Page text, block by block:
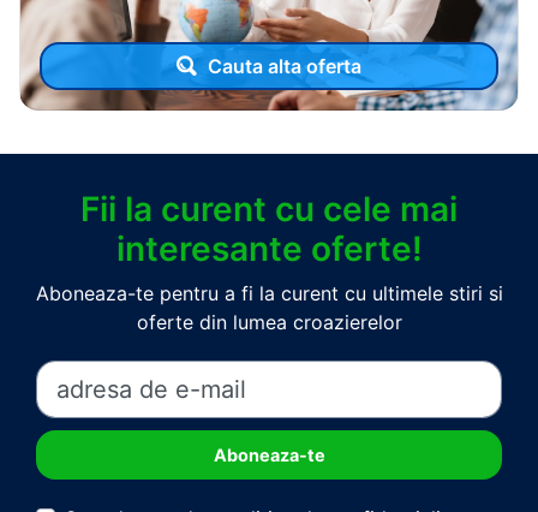
Cauta alta oferta
Fii la curent cu cele mai
interesante oferte!
Aboneaza-te pentru a fi la curent cu ultimele stiri si
oferte din lumea croazierelor